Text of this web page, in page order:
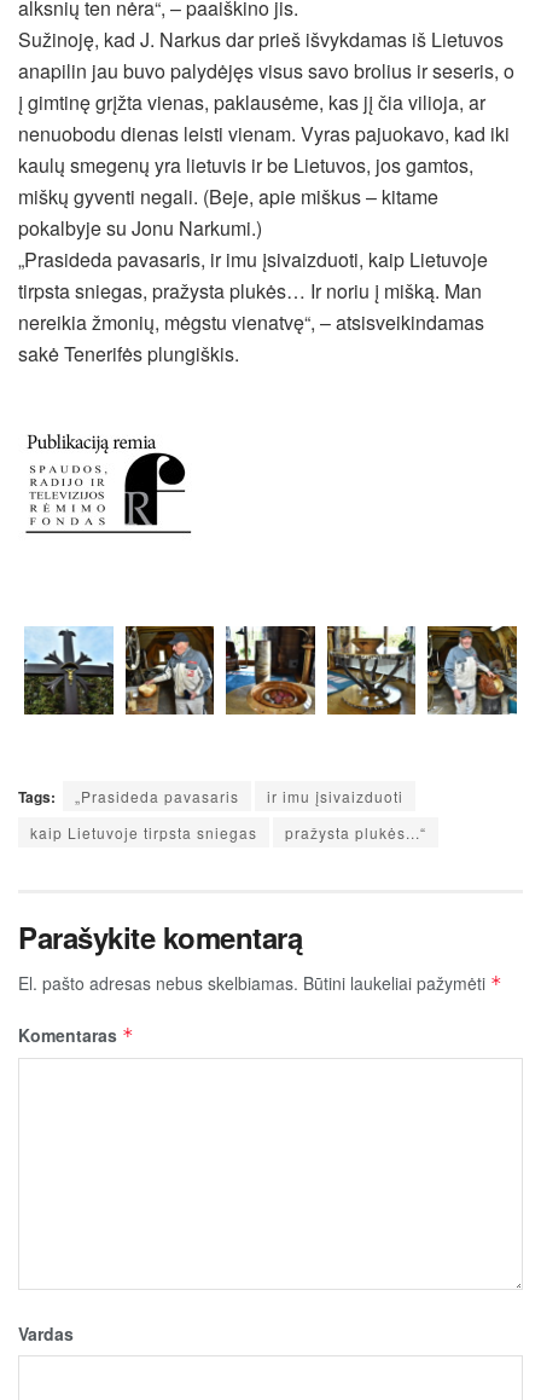
alksnių ten nėra“, – paaiškino jis.
Sužinoję, kad J. Narkus dar prieš išvykdamas iš Lietuvos
anapilin jau buvo palydėjęs visus savo brolius ir seseris, o
į gimtinę grįžta vienas, paklausėme, kas jį čia vilioja, ar
nenuobodu dienas leisti vienam. Vyras pajuokavo, kad iki
kaulų smegenų yra lietuvis ir be Lietuvos, jos gamtos,
miškų gyventi negali. (Beje, apie miškus – kitame
pokalbyje su Jonu Narkumi.)
„Prasideda pavasaris, ir imu įsivaizduoti, kaip Lietuvoje
tirpsta sniegas, pražysta plukės… Ir noriu į mišką. Man
nereikia žmonių, mėgstu vienatvę“, – atsisveikindamas
sakė Tenerifės plungiškis.
Tags: „Prasideda pavasaris
ir imu įsivaizduoti
kaip Lietuvoje tirpsta sniegas
pražysta plukės...“
Parašykite komentarą
El. pašto adresas nebus skelbiamas. Būtini laukeliai pažymėti *
Komentaras *
Vardas